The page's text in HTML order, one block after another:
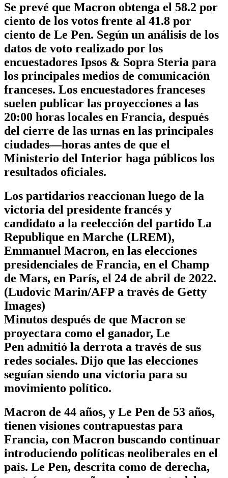
Se prevé que Macron obtenga el 58.2 por
ciento de los votos frente al 41.8 por
ciento de Le Pen. Según un análisis de los
datos de voto realizado por los
encuestadores Ipsos & Sopra Steria para
los principales medios de comunicación
franceses. Los encuestadores franceses
suelen publicar las proyecciones a las
20:00 horas locales en Francia, después
del cierre de las urnas en las principales
ciudades—horas antes de que el
Ministerio del Interior haga públicos los
resultados oficiales.
Los partidarios reaccionan luego de la
victoria del presidente francés y
candidato a la reelección del partido La
Republique en Marche (LREM),
Emmanuel Macron, en las elecciones
presidenciales de Francia, en el Champ
de Mars, en París, el 24 de abril de 2022.
(Ludovic Marin/AFP a través de Getty
Images)
Minutos después de que Macron se
proyectara como el ganador, Le
Pen admitió la derrota a través de sus
redes sociales. Dijo que las elecciones
seguían siendo una victoria para su
movimiento político.
Macron de 44 años, y Le Pen de 53 años,
tienen visiones contrapuestas para
Francia, con Macron buscando continuar
introduciendo políticas neoliberales en el
país. Le Pen, descrita como de derecha,